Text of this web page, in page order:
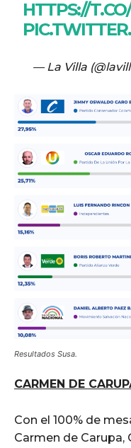
HTTPS://
— La Villa
Resultados Susa.
CARMEN DE
Con el 100% de
Carmen de Carupa,